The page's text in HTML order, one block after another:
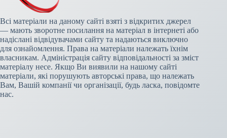
Всі матеріали на даному сайті взяті з відкритих джерел
— мають зворотне посилання на матеріал в інтернеті або
надіслані відвідувачами сайту та надаються виключно
для ознайомлення. Права на матеріали належать їхнім
власникам. Адміністрація сайту відповідальності за зміст
матеріалу несе. Якщо Ви виявили на нашому сайті
матеріали, які порушують авторські права, що належать
Вам, Вашій компанії чи організації, будь ласка, повідомте
нас.